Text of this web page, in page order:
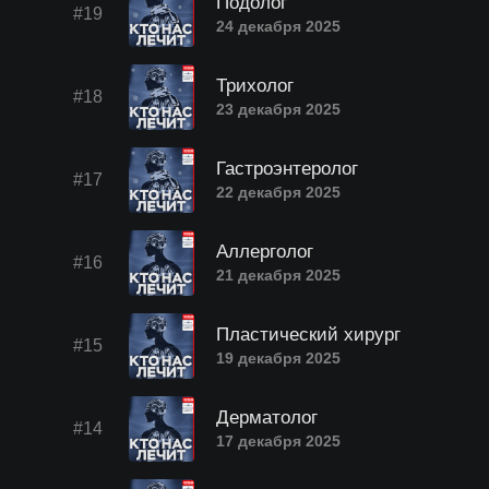
#19
24 декабря 2025
#18
Трихолог
23 декабря 2025
#17
Гастроэнтеролог
22 декабря 2025
#16
Аллерголог
21 декабря 2025
#15
Пластический хирург
19 декабря 2025
#14
Дерматолог
17 декабря 2025